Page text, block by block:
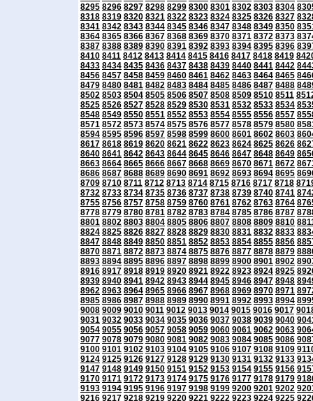
8295 8296 8297 8298 8299 8300 8301 8302 8303 8304
8318 8319 8320 8321 8322 8323 8324 8325 8326 8327
8341 8342 8343 8344 8345 8346 8347 8348 8349 8350
8364 8365 8366 8367 8368 8369 8370 8371 8372 8373
8387 8388 8389 8390 8391 8392 8393 8394 8395 8396
8410 8411 8412 8413 8414 8415 8416 8417 8418 8419
8433 8434 8435 8436 8437 8438 8439 8440 8441 8442
8456 8457 8458 8459 8460 8461 8462 8463 8464 8465
8479 8480 8481 8482 8483 8484 8485 8486 8487 8488
8502 8503 8504 8505 8506 8507 8508 8509 8510 8511
8525 8526 8527 8528 8529 8530 8531 8532 8533 8534
8548 8549 8550 8551 8552 8553 8554 8555 8556 8557
8571 8572 8573 8574 8575 8576 8577 8578 8579 8580
8594 8595 8596 8597 8598 8599 8600 8601 8602 8603
8617 8618 8619 8620 8621 8622 8623 8624 8625 8626
8640 8641 8642 8643 8644 8645 8646 8647 8648 8649
8663 8664 8665 8666 8667 8668 8669 8670 8671 8672
8686 8687 8688 8689 8690 8691 8692 8693 8694 8695
8709 8710 8711 8712 8713 8714 8715 8716 8717 8718
8732 8733 8734 8735 8736 8737 8738 8739 8740 8741
8755 8756 8757 8758 8759 8760 8761 8762 8763 8764
8778 8779 8780 8781 8782 8783 8784 8785 8786 8787
8801 8802 8803 8804 8805 8806 8807 8808 8809 8810
8824 8825 8826 8827 8828 8829 8830 8831 8832 8833
8847 8848 8849 8850 8851 8852 8853 8854 8855 8856
8870 8871 8872 8873 8874 8875 8876 8877 8878 8879
8893 8894 8895 8896 8897 8898 8899 8900 8901 8902
8916 8917 8918 8919 8920 8921 8922 8923 8924 8925
8939 8940 8941 8942 8943 8944 8945 8946 8947 8948
8962 8963 8964 8965 8966 8967 8968 8969 8970 8971
8985 8986 8987 8988 8989 8990 8991 8992 8993 8994
9008 9009 9010 9011 9012 9013 9014 9015 9016 9017
9031 9032 9033 9034 9035 9036 9037 9038 9039 9040
9054 9055 9056 9057 9058 9059 9060 9061 9062 9063
9077 9078 9079 9080 9081 9082 9083 9084 9085 9086
9100 9101 9102 9103 9104 9105 9106 9107 9108 9109
9124 9125 9126 9127 9128 9129 9130 9131 9132 9133
9147 9148 9149 9150 9151 9152 9153 9154 9155 9156
9170 9171 9172 9173 9174 9175 9176 9177 9178 9179
9193 9194 9195 9196 9197 9198 9199 9200 9201 9202
9216 9217 9218 9219 9220 9221 9222 9223 9224 9225